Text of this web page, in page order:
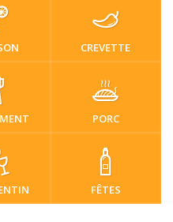
CREVETTE
PORC
FÊTES